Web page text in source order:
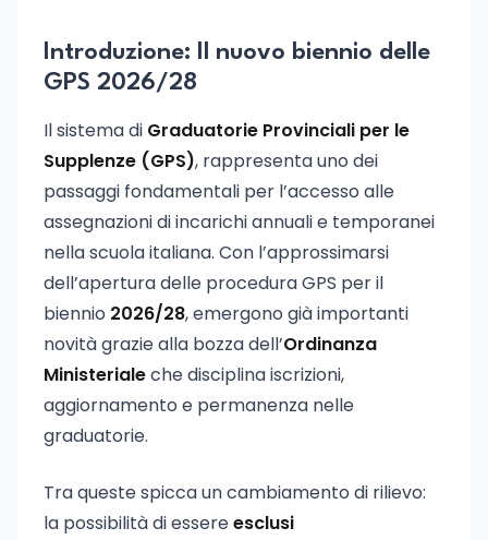
Introduzione: Il nuovo biennio delle
GPS 2026/28
Il sistema di Graduatorie Provinciali per le
Supplenze (GPS), rappresenta uno dei
passaggi fondamentali per l’accesso alle
assegnazioni di incarichi annuali e temporanei
nella scuola italiana. Con l’approssimarsi
dell’apertura delle procedura GPS per il
biennio 2026/28, emergono già importanti
novità grazie alla bozza dell’Ordinanza
Ministerialeche disciplina iscrizioni,
aggiornamento e permanenza nelle
graduatorie.
Tra queste spicca un cambiamento di rilievo:
la possibilità di essereesclusi